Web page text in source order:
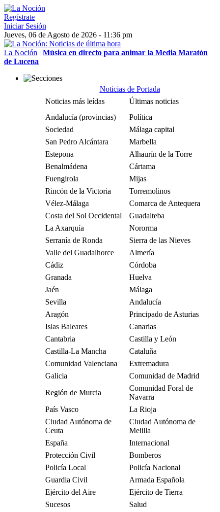
Regístrate
Iniciar Sesión
Jueves, 06 de Agosto de 2026 - 11:36 pm
La Noción | Música en directo para animar la Media Maratón
de Lucena
Noticias de Portada
Noticias más leídas
Últimas noticias
Andalucía (provincias)
Política
Sociedad
Málaga capital
San Pedro Alcántara
Marbella
Estepona
Alhaurín de la Torre
Benalmádena
Cártama
Fuengirola
Mijas
Rincón de la Victoria
Torremolinos
Vélez-Málaga
Comarca de Antequera
Costa del Sol Occidental
Guadalteba
La Axarquía
Nororma
Serranía de Ronda
Sierra de las Nieves
Valle del Guadalhorce
Almería
Cádiz
Córdoba
Granada
Huelva
Jaén
Málaga
Sevilla
Andalucía
Aragón
Principado de Asturias
Islas Baleares
Canarias
Cantabria
Castilla y León
Castilla-La Mancha
Cataluña
Comunidad Valenciana
Extremadura
Galicia
Comunidad de Madrid
Región de Murcia
Comunidad Foral de
Navarra
País Vasco
La Rioja
Ciudad Autónoma de
Ceuta
Ciudad Autónoma de
Melilla
España
Internacional
Protección Civil
Bomberos
Policía Local
Policía Nacional
Guardia Civil
Armada Española
Ejército del Aire
Ejército de Tierra
Sucesos
Salud